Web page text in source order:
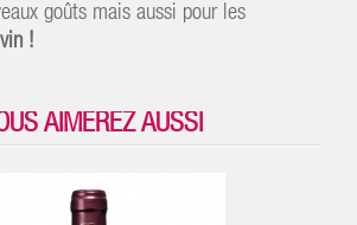
goûts mais aussi pour les
!
AIMEREZ AUSSI